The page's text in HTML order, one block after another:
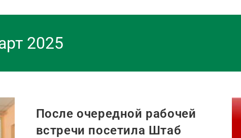
2025
После очередной рабочей
встречи посетила Штаб